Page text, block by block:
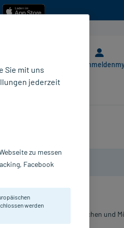
Anmelden
Kühlschränke, Küchenflächen und
Sie mit uns
jederzeit
zu messen
Facebook
werden